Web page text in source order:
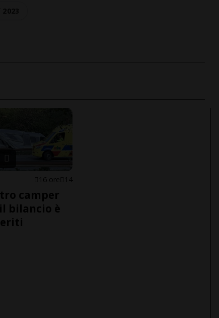
16 ore 14
camper
bilancio è